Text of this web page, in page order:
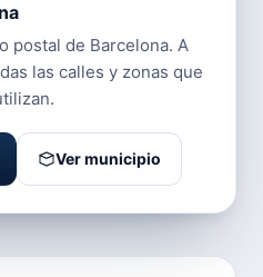
postal de Barcelona. A
las calles y zonas que
Ver municipio